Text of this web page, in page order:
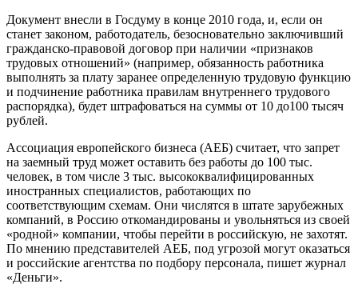
Документ внесли в Госдуму в конце 2010 года, и, если он
станет законом, работодатель, безосновательно заключивший
гражданско-правовой договор при наличии «признаков
трудовых отношений» (например, обязанность работника
выполнять за плату заранее определенную трудовую функцию
и подчинение работника правилам внутреннего трудового
распорядка), будет штрафоваться на суммы от 10 до100 тысяч
рублей.
Ассоциация европейского бизнеса (АЕБ) считает, что запрет
на заемный труд может оставить без работы до 100 тыс.
человек, в том числе 3 тыс. высококвалифицированных
иностранных специалистов, работающих по
соответствующим схемам. Они числятся в штате зарубежных
компаний, в Россию откомандированы и увольняться из своей
«родной» компании, чтобы перейти в российскую, не захотят.
По мнению представителей АЕБ, под угрозой могут оказаться
и российские агентства по подбору персонала, пишет журнал
«Деньги».